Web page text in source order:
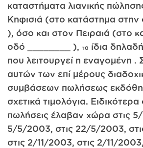
καταστήματα λιανικής
Κηφισιά (στο κατάστημα στην
), όσο και στον Πειραιά (στο
οδό ________ ), τα ίδια
που λειτουργεί η εναγομένη .
αυτών των επί μέρους
συμβάσεων πωλήσεως
σχετικά τιμολόγια. Ειδικότερα
πωλήσεις έλαβαν χώρα στις
5/5/2003, στις 22/5/2003,
στις 2/11/2003, στις 2/11/